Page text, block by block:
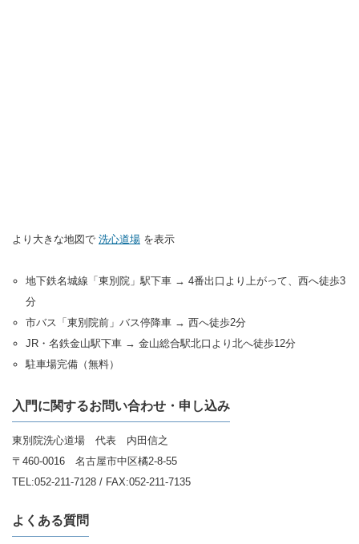
より大きな地図で 洗心道場 を表示
地下鉄名城線「東別院」駅下車 → 4番出口より上がって、西へ徒歩3
分
市バス「東別院前」バス停降車 → 西へ徒歩2分
JR・名鉄金山駅下車 → 金山総合駅北口より北へ徒歩12分
駐車場完備（無料）
入門に関するお問い合わせ・申し込み
東別院洗心道場 代表 内田信之
〒460-0016 名古屋市中区橘2-8-55
TEL:052-211-7128 / FAX:052-211-7135
よくある質問